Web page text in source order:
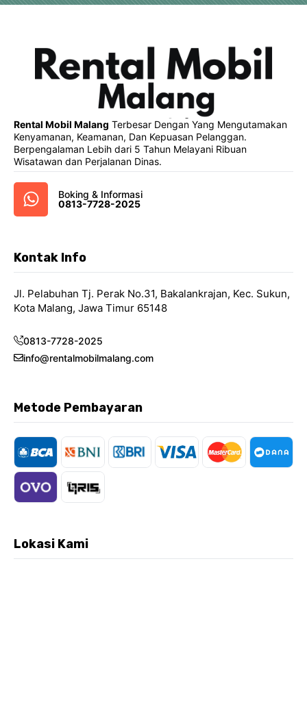
Rental Mobil Malang Terbesar Dengan Yang Mengutamakan
Kenyamanan, Keamanan, Dan Kepuasan Pelanggan.
Berpengalaman Lebih dari 5 Tahun Melayani Ribuan
Wisatawan dan Perjalanan Dinas.
Boking & Informasi
0813-7728-2025
Kontak Info
Jl. Pelabuhan Tj. Perak No.31, Bakalankrajan, Kec. Sukun,
Kota Malang, Jawa Timur 65148
0813-7728-2025
info@rentalmobilmalang.com
Metode Pembayaran
Lokasi Kami